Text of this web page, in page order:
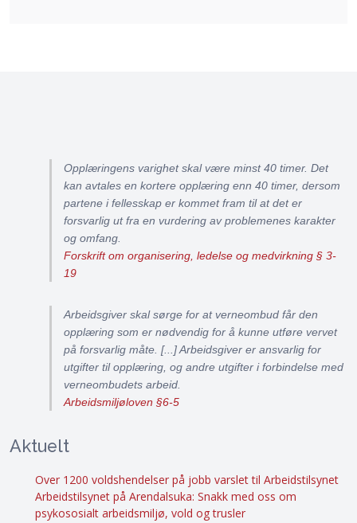
Opplæringens varighet skal være minst 40 timer. Det
kan avtales en kortere opplæring enn 40 timer, dersom
partene i fellesskap er kommet fram til at det er
forsvarlig ut fra en vurdering av problemenes karakter
og omfang.
Forskrift om organisering, ledelse og medvirkning § 3-
19
Arbeidsgiver skal sørge for at verneombud får den
opplæring som er nødvendig for å kunne utføre vervet
på forsvarlig måte. [...] Arbeidsgiver er ansvarlig for
utgifter til opplæring, og andre utgifter i forbindelse med
verneombudets arbeid.
Arbeidsmiljøloven §6-5
Aktuelt
Over 1200 voldshendelser på jobb varslet til Arbeidstilsynet
Arbeidstilsynet på Arendalsuka: Snakk med oss om
psykososialt arbeidsmiljø, vold og trusler